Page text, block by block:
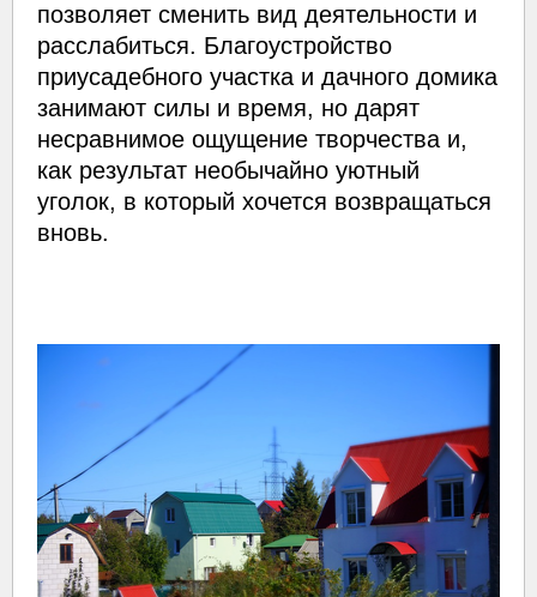
позволяет сменить вид деятельности и
расслабиться. Благоустройство
приусадебного участка и дачного домика
занимают силы и время, но дарят
несравнимое ощущение творчества и,
как результат необычайно уютный
уголок, в который хочется возвращаться
вновь.